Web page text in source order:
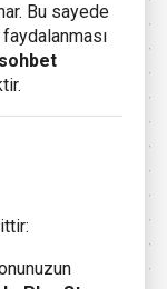
Bu sayede